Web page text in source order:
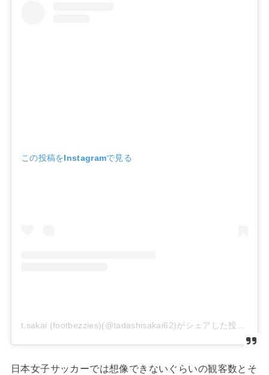
この投稿をInstagramで見る
日本女子サッカーでは想像できないぐらいの観客数とそ